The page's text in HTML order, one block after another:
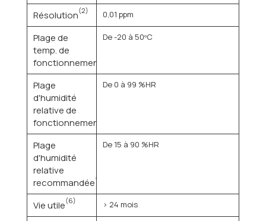
Résolution(2) 0,01 ppm
Plage de
temp. de
fonctionnement
De -20 à 50ºC
Plage
d'humidité
relative de
fonctionnement
De 0 à 99 %HR
Plage
d'humidité
relative
recommandée(5)
De 15 à 90 %HR
Vie utile(6) > 24 mois